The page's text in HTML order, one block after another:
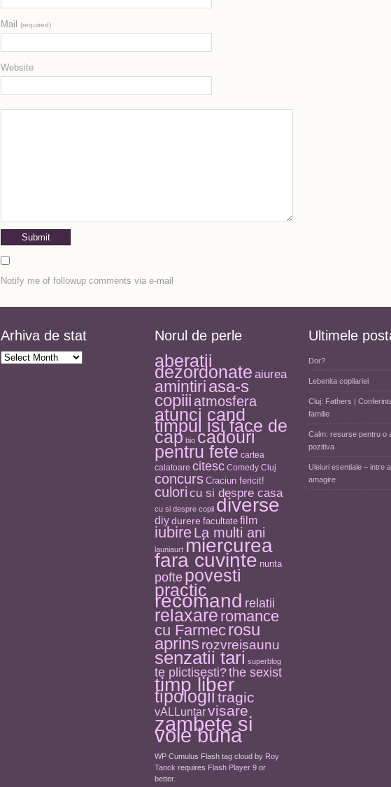
Mail (required)
Website
Notify me of followup comments via e-mail
Arhiva de stat
Arhiva
de
Norul de perle
aberatii
dezordonate aiurea
amintiriasa-s
copiii atmosfera
atunci cand
timpul isi face de
cap bio cadouri
pentru fete cartea
calatoare citesc Comedy Cluj
concurs Craciun fericit!
culori cu si despre casa
cu si despre copii diverse
diydurere facultate film
iubireLa multi ani
launiaurt miercurea
fara cuvinte nunta
pofte povesti
practic
recomand relatii
relaxare romance
cu Farmecrosu
aprins rozvreisaunu
senzatii tari superblog
te plictisesti?the sexist
timp liber
tipologiitragic
vALLuntarvisare
zambete si
voie buna
WP Cumulus Flash tag cloud by Roy
Tanck requires Flash Player 9 or
better.
Ultimele
Dor?
Lebenita copilariei
Cluj: Fathers |
familie
Calm: resurse pentru o
pozitiva
Uleiuri esentiale – intre
amagire